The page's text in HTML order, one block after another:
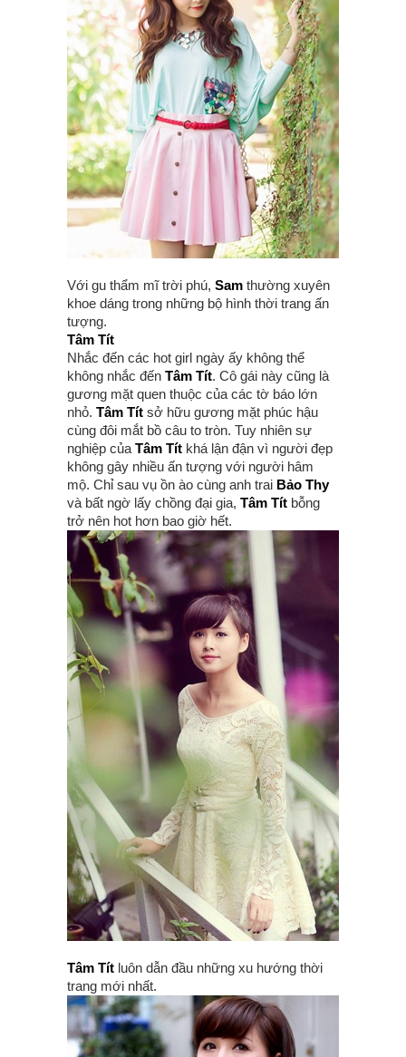
Với gu thẩm mĩ trời phú, Sam thường xuyên
khoe dáng trong những bộ hình thời trang ấn
tượng.
Tâm Tít
Nhắc đến các hot girl ngày ấy không thể
không nhắc đến Tâm Tít. Cô gái này cũng là
gương mặt quen thuộc của các tờ báo lớn
nhỏ. Tâm Tít sở hữu gương mặt phúc hậu
cùng đôi mắt bồ câu to tròn. Tuy nhiên sự
nghiệp của Tâm Tít khá lận đận vì người đẹp
không gây nhiều ấn tượng với người hâm
mộ. Chỉ sau vụ ồn ào cùng anh trai Bảo Thy
và bất ngờ lấy chồng đại gia, Tâm Tít bỗng
trở nên hot hơn bao giờ hết.
Tâm Tít luôn dẫn đầu những xu hướng thời
trang mới nhất.